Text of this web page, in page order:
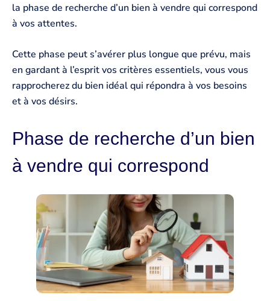
la phase de recherche d’un bien à vendre qui correspond
à vos attentes.
Cette phase peut s’avérer plus longue que prévu, mais
en gardant à l’esprit vos critères essentiels, vous vous
rapprocherez du bien idéal qui répondra à vos besoins
et à vos désirs.
Phase de recherche d’un bien
à vendre qui correspond